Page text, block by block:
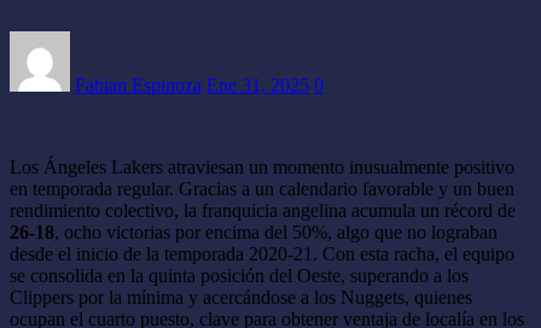
Fabian Espinoza Ene 31, 2025 0
Los Ángeles Lakers atraviesan un momento inusualmente positivo
en temporada regular. Gracias a un calendario favorable y un buen
rendimiento colectivo, la franquicia angelina acumula un récord de
26-18, ocho victorias por encima del 50%, algo que no lograban
desde el inicio de la temporada 2020-21. Con esta racha, el equipo
se consolida en la quinta posición del Oeste, superando a los
Clippers por la mínima y acercándose a los Nuggets, quienes
ocupan el cuarto puesto, clave para obtener ventaja de localía en los